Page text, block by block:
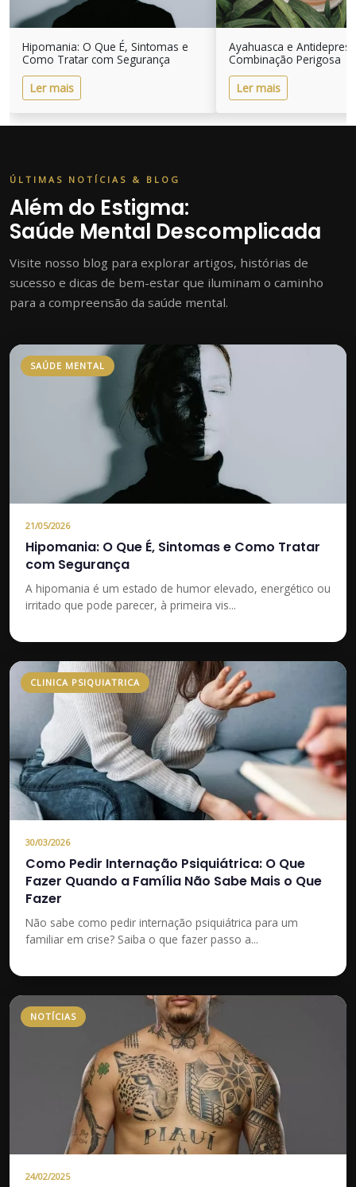
Hipomania: O Que É, Sintomas e
Como Tratar com Segurança
Ler mais
Ayahuasca e
Combinação Perigosa
Ler mais
ÚLTIMAS NOTÍCIAS & BLOG
Além do Estigma:
Saúde Mental Descomplicada
Visite nosso blog para explorar artigos, histórias de
sucesso e dicas de bem-estar que iluminam o caminho
para a compreensão da saúde mental.
SAÚDE MENTAL
21/05/2026
Hipomania: O Que É, Sintomas e Como Tratar
com Segurança
A hipomania é um estado de humor elevado, energético ou
irritado que pode parecer, à primeira vis...
CLINICA PSIQUIATRICA
30/03/2026
Como Pedir Internação Psiquiátrica: O Que
Fazer Quando a Família Não Sabe Mais o Que
Fazer
Não sabe como pedir internação psiquiátrica para um
familiar em crise? Saiba o que fazer passo a...
NOTÍCIAS
24/02/2025